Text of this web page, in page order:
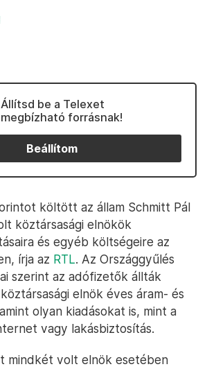
Állítsd be a Telexet
megbízható forrásnak!
Beállítom
költött az állam Schmitt Pál
köztársasági elnökök
és egyéb költségeire az
írja az RTL. Az Országgyűlés
szerint az adófizetők állták
elnök éves áram- és
olyan kiadásokat is, mint a
vagy lakásbiztosítás.
mindkét volt elnök esetében